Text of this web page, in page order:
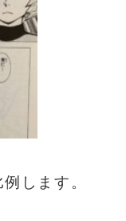
します。